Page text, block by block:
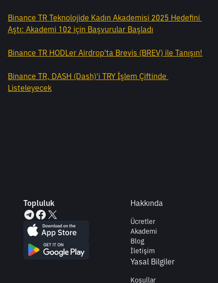
Binance TR Teknolojide Kadın Akademisi 2025 Hedefini
Aştı: Akademi 102 için Başvurular Başladı
Binance TR HODLer Airdrop'ta Brevis (BREV) ile Tanışın!
Binance TR, DASH (Dash)'i TRY İşlem Çiftinde
Listeleyecek
Topluluk Hakkında
Ücretler
Akademi
Blog
İletişim
Yasal Bilgiler
Koşullar